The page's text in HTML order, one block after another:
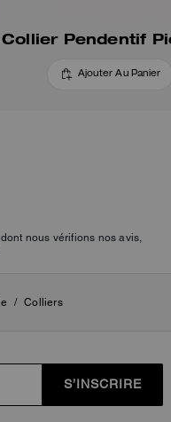
Ajouter Au Panier
nous vérifions nos avis,
/ Colliers
S’INSCRIRE